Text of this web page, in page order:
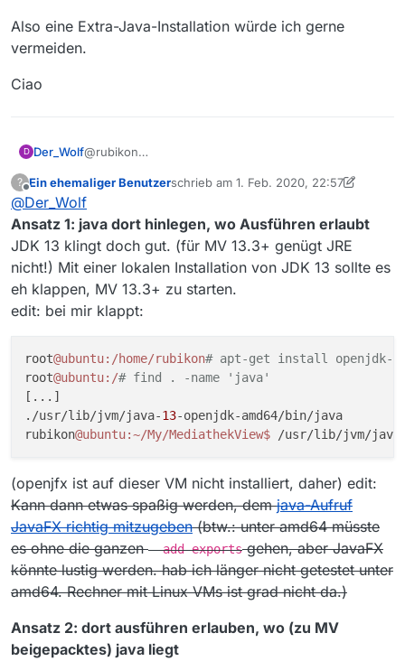
Also eine Extra-Java-Installation würde ich gerne
vermeiden.
Ciao
D Der_Wolf@rubikon
Java 13 development kit, OpenJDK Java 11 full
runtime environment
vorhanden.
Was bei openSUSE (meine Ersatzsystem) vorhanden
ist weiss ich jetzt nicht im Kopf.
Ein Directory unterhalb von /home/wolfgang, wie
/My/ sollte alles aufnehmen, was nötig ist. Dann kann
ich booten was ich will, auch weitere (testweise)
parallel instalierte Systeme.
schon etwas viel.
Dann wäre es schon einfacher, es im
Systeme zu kopieren. Dann muss ich halt noch die
Einstellungen kontrolieren.
Also eine Extra-Java-Installation würde ich gerne
vermeiden.
Ciao
?
Offline
Ein ehemaliger Benutzerschrieb am 1. Feb. 2020, 22:57
zuletzt editiert von Ein ehemaliger
@Der_Wolf
Ansatz 1: java dort hinlegen, wo Ausführen erlaubt
JDK 13 klingt doch gut. (für MV 13.3+ genügt JRE
nicht!) Mit einer lokalen Installation von JDK 13 sollte es
eh klappen, MV 13.3+ zu starten.
edit: bei mir klappt:
root@ubuntu:/home/rubikon# apt-get install openjdk-
root@ubuntu:/# find . -name 'java'
[...]
./usr/lib/jvm/java-13-openjdk-amd64/bin/java
rubikon@ubuntu:~/My/MediathekView$ /usr/lib/jvm/
(openjfx ist auf dieser VM nicht installiert, daher) edit:
Kann dann etwas spaßig werden, demjava-Aufruf
JavaFX richtig mitzugeben(btw.: unter amd64 müsste
es ohne die ganzen--add-exportsgehen, aber JavaFX
könnte lustig werden. hab ich länger nicht getestet unter
amd64. Rechner mit Linux VMs ist grad nicht da.)
Ansatz 2: dort ausführen erlauben, wo (zu MV
beigepacktes) java liegt